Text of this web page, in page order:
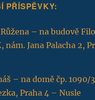
PŘÍSPĚVKY:
Růžena – na budově
nám. Jana Palacha 2,
– na domě čp. 1090/
Praha 4 – Nusle